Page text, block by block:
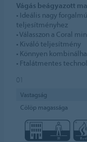
Vágás beágyazott
• Ideális nagy
teljesítményhez
• Válasszon a Coral
• Kiváló teljesítmény
• Könnyen
• Ftalátmentes
01
Vastagság
Cölöp magassága